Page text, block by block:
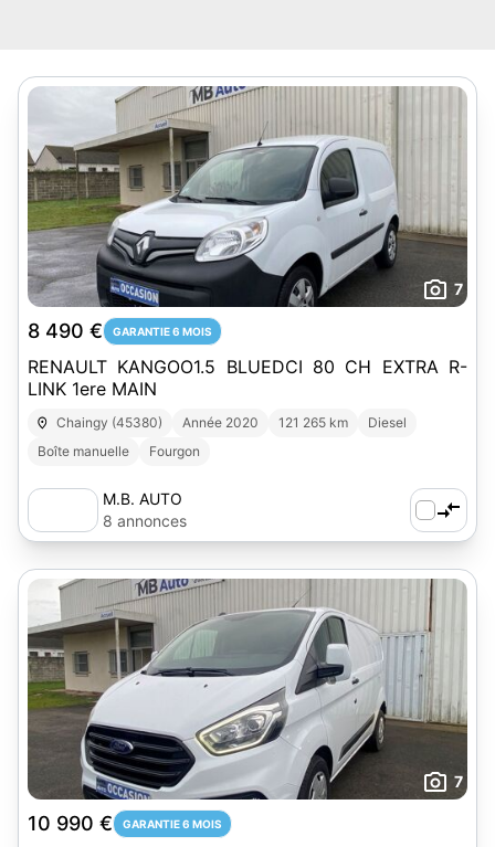
7
8 490 € GARANTIE 6 MOIS
RENAULT KANGOO1.5 BLUEDCI 80 CH EXTRA R-
LINK 1ere MAIN
Chaingy (45380) Année 2020 121 265 km
Diesel
Boîte manuelle
Fourgon
M.B. AUTO
8 annonces
7
10 990 € GARANTIE 6 MOIS